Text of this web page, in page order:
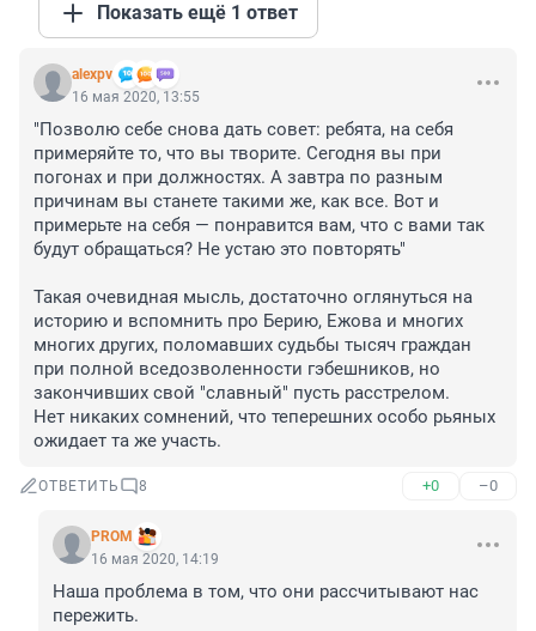
Показать ещё 1 ответ
alexpv
16 мая 2020, 13:55
"Позволю себе снова дать совет: ребята, на себя
примеряйте то, что вы творите. Сегодня вы при
погонах и при должностях. А завтра по разным
причинам вы станете такими же, как все. Вот и
примерьте на себя — понравится вам, что с вами так
будут обращаться? Не устаю это повторять"
Такая очевидная мысль, достаточно оглянуться на
историю и вспомнить про Берию, Ежова и многих
многих других, поломавших судьбы тысяч граждан
при полной вседозволенности гэбешников, но
закончивших свой "славный" пусть расстрелом.
Нет никаких сомнений, что теперешних особо рьяных
ожидает та же участь.
ОТВЕТИТЬ 8 +0 –0
PROM
16 мая 2020, 14:19
Наша проблема в том, что они рассчитывают нас
пережить.